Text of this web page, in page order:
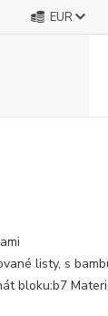
EUR
listy, s
bloku:b7